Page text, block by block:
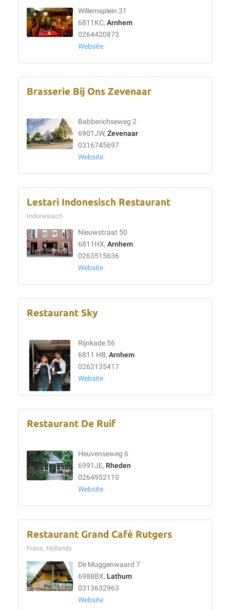
Willemsplein 31
6811KC, Arnhem
0264420873
Website
Brasserie Bij Ons Zevenaar
Babberichseweg 2
6901JW, Zevenaar
0316745697
Website
Lestari Indonesisch Restaurant
Indonesisch
Nieuwstraat 50
6811HX, Arnhem
0263515636
Website
Restaurant Sky
Rijnkade 56
6811 HB, Arnhem
0262135417
Website
Restaurant De Ruif
Heuvenseweg 6
6991JE, Rheden
0264952110
Website
Restaurant Grand Café Rutgers
Frans, Hollands
De Muggenwaard 7
6988BX, Lathum
0313632963
Website